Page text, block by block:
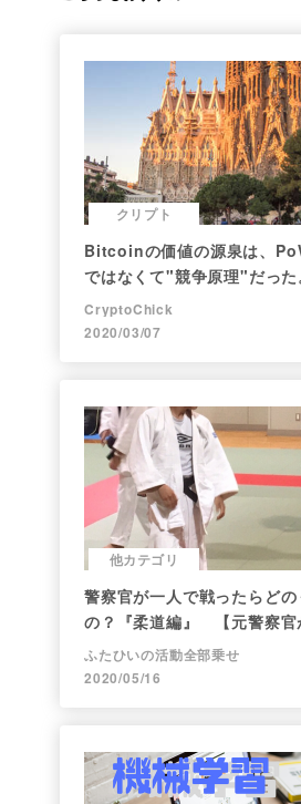
クリプト
Bitcoinの価値の源泉は、
ではなくて"競争原理"だった
CryptoChick
2020/03/07
他カテゴリ
警察官が一人で戦ったらど
の？『柔道編』 【元警察官
ふたひいの活動全部乗せ
2020/05/16